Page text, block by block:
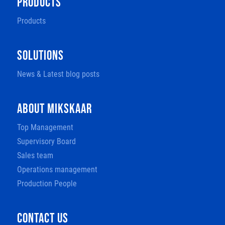
Products
SOLUTIONS
News & Latest blog posts
ABOUT MIKSKAAR
Top Management
Supervisory Board
Sales team
Operations management
Production People
CONTACT US